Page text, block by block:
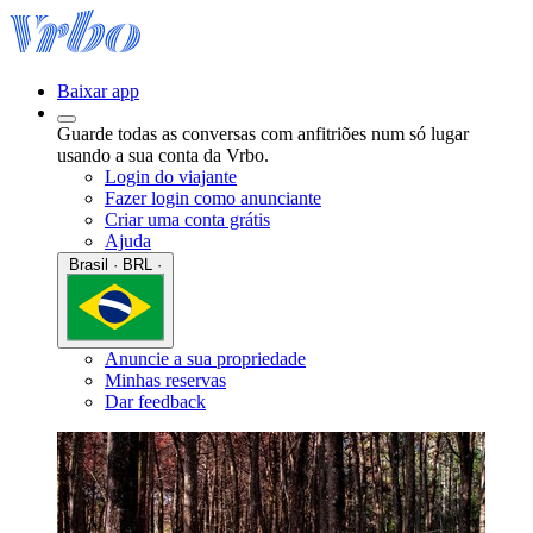
Baixar app
Guarde todas as conversas com anfitriões num só lugar
usando a sua conta da Vrbo.
Login do viajante
Fazer login como anunciante
Criar uma conta grátis
Ajuda
Anuncie a sua propriedade
Minhas reservas
Dar feedback